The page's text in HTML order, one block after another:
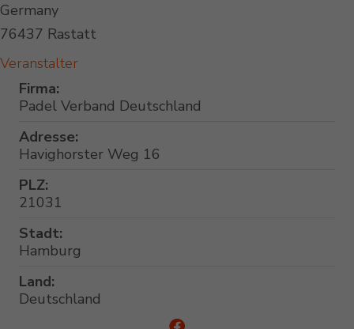
Germany
76437 Rastatt
Veranstalter
Firma:
Padel Verband Deutschland
Adresse:
Havighorster Weg 16
PLZ:
21031
Stadt:
Hamburg
Land:
Deutschland